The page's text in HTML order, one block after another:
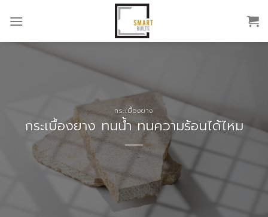
กระเบื้องยาง
กระเบื้องยาง ทนน้ำ ทนความร้อนได้ไหม